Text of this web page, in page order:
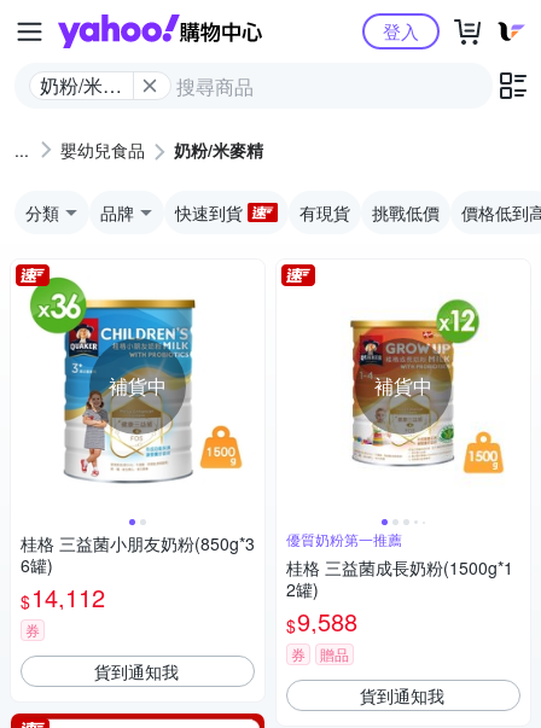
Yahoo購物中心
奶粉/米麥
登入
嬰幼兒食品 奶粉/米麥精
分類 品牌 快速到貨 有現貨 挑戰低價 價格低到
補貨中
桂格 三益菌小朋友奶粉(850g*3
6罐)
$14,112
券
貨到通知我
補貨中
優質奶粉第一推薦
桂格 三益菌成長奶粉(1500g*1
2罐)
$9,588
券 贈品
貨到通知我